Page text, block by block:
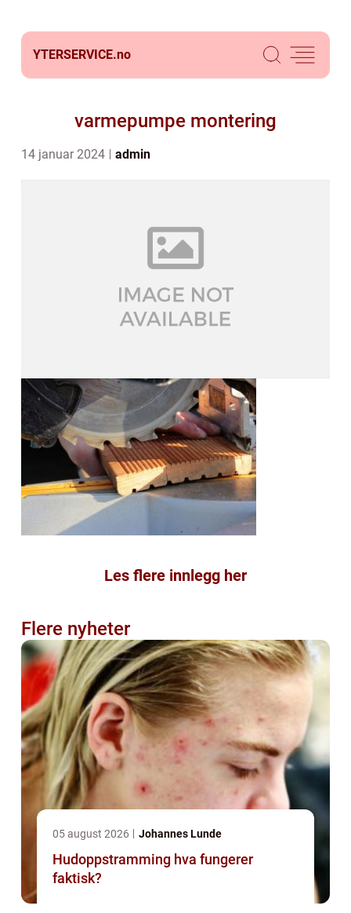
YTERSERVICE.no
varmepumpe montering
14 januar 2024 admin
Les flere innlegg her
Flere nyheter
05 august 2026 Johannes Lunde
Hudoppstramming hva fungerer
faktisk?